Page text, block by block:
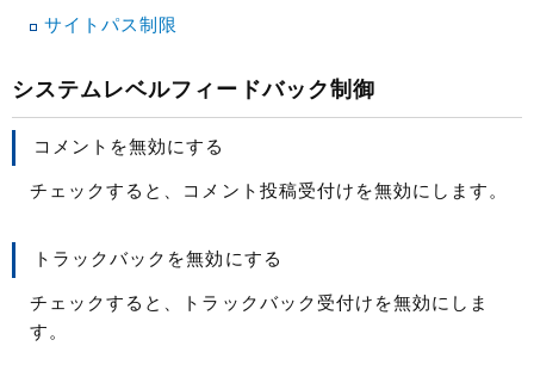
サイトパス制限
システムレベルフィードバック制御
コメントを無効にする
チェックすると、コメント投稿受付けを無効にします。
トラックバックを無効にする
チェックすると、トラックバック受付けを無効にしま
す。